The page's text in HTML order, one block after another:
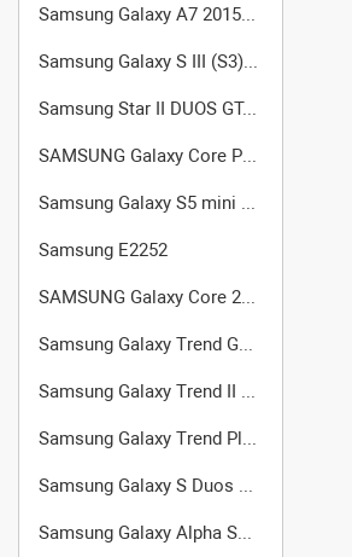
Samsung Galaxy A7 2015 (SM-A700FD)
Samsung Galaxy S III (S3) GT-I9301
Samsung Star II DUOS GT-C6712
SAMSUNG Galaxy Core Prime VE SM-G361H
Samsung Galaxy S5 mini (SM-G800F)
Samsung E2252
SAMSUNG Galaxy Core 2 Duos SM-G355H
Samsung Galaxy Trend GT-S7560
Samsung Galaxy Trend II Duos S7572
Samsung Galaxy Trend Plus GT-S7580
Samsung Galaxy S Duos 2 GT-S7582
Samsung Galaxy Alpha SM-G850F